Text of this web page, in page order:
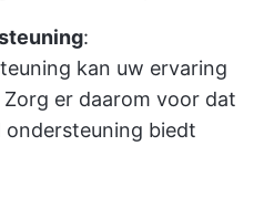
:
kan uw ervaring
er daarom voor dat
biedt